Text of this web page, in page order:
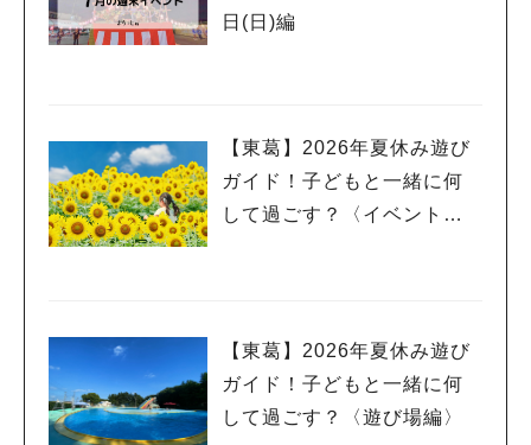
日(日)編
【東葛】2026年夏休み遊び
ガイド！子どもと一緒に何
して過ごす？〈イベント
【東葛】2026年夏休み遊び
ガイド！子どもと一緒に何
して過ごす？〈遊び場編〉